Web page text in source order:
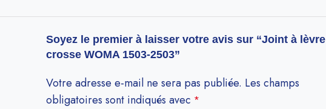
Soyez le premier à laisser votre avis sur “Joint à lèvre
crosse WOMA 1503-2503”
Votre adresse e-mail ne sera pas publiée. Les champs
obligatoires sont indiqués avec *